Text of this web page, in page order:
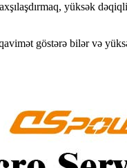
yüksək
göstərə bilər və